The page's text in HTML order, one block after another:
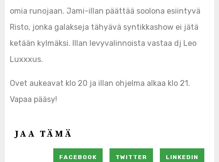
omia runojaan. Jami-illan päättää soolona esiintyvä
Risto, jonka galakseja tähyävä syntikkashow ei jätä
ketään kylmäksi. Illan levyvalinnoista vastaa dj Leo
Luxxxus.
Ovet aukeavat klo 20 ja illan ohjelma alkaa klo 21.
Vapaa pääsy!
JAA TÄMÄ
FACEBOOK TWITTER LINKEDIN